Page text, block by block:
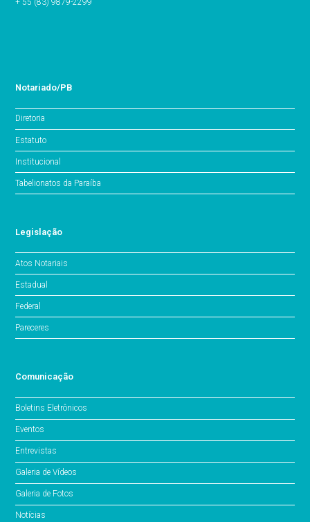
+ 55 (83) 9879-2299
Notariado/PB
Diretoria
Estatuto
Institucional
Tabelionatos da Paraíba
Legislação
Atos Notariais
Estadual
Federal
Pareceres
Comunicação
Boletins Eletrônicos
Eventos
Entrevistas
Galeria de Vídeos
Galeria de Fotos
Notícias